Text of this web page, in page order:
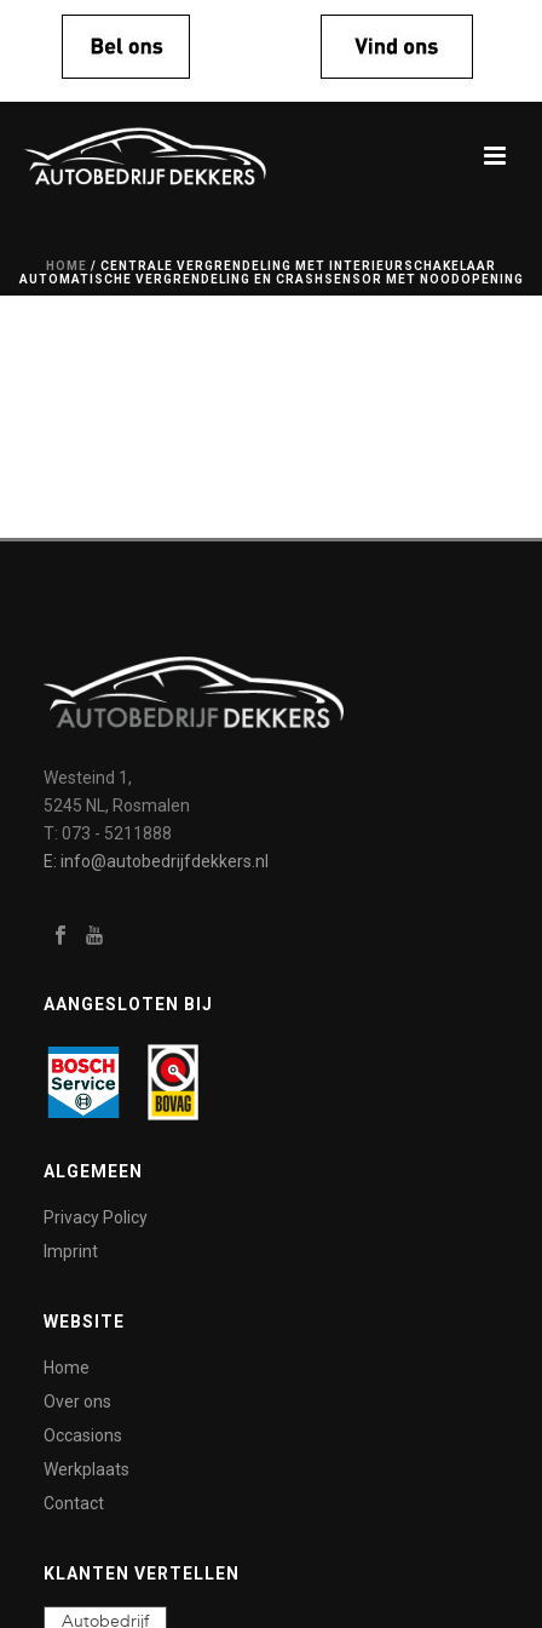
HOME / CENTRALE VERGRENDELING MET INTERIEURSCHAKELAAR
AUTOMATISCHE VERGRENDELING EN CRASHSENSOR MET NOODOPENING
Westeind 1,
5245 NL, Rosmalen
T: 073 - 5211888
E: info@autobedrijfdekkers.nl
AANGESLOTEN BIJ
ALGEMEEN
Privacy Policy
Imprint
WEBSITE
Home
Over ons
Occasions
Werkplaats
Contact
KLANTEN VERTELLEN
Autobedrijf